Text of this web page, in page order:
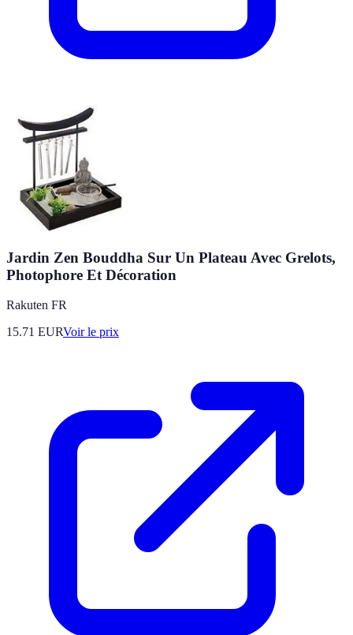
Jardin Zen Bouddha Sur Un Plateau Avec Grelots,
Photophore Et Décoration
Rakuten FR
15.71 EURVoir le prix